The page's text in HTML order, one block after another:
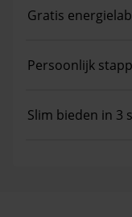
Gratis
Persoonlijk
Slim bieden in 3